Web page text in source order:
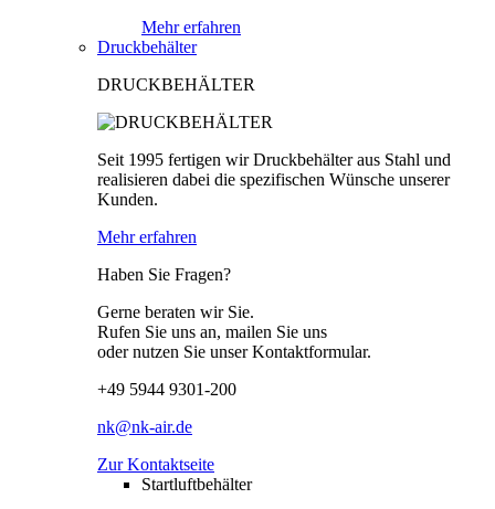
Mehr erfahren
Druckbehälter
DRUCKBEHÄLTER
Seit 1995 fertigen wir Druckbehälter aus Stahl und
realisieren dabei die spezifischen Wünsche unserer
Kunden.
Mehr erfahren
Haben Sie Fragen?
Gerne beraten wir Sie.
Rufen Sie uns an, mailen Sie uns
oder nutzen Sie unser Kontaktformular.
+49 5944 9301-200
nk@nk-air.de
Zur Kontaktseite
Startluftbehälter